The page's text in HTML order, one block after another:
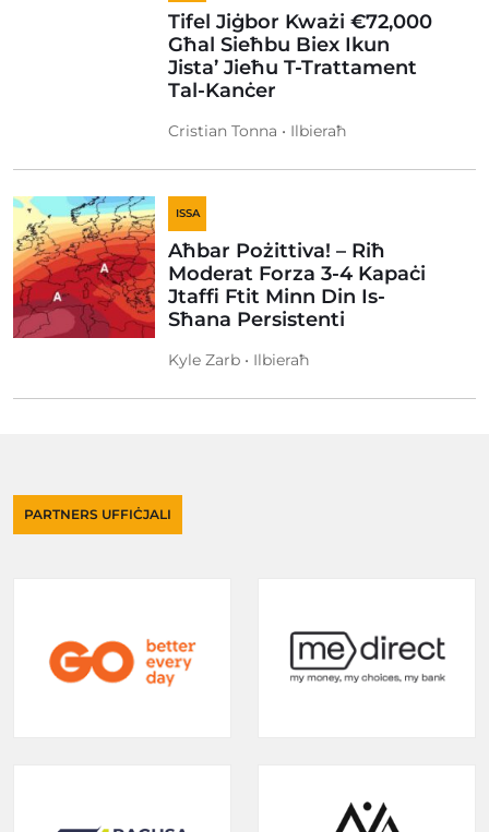
Tifel Jiġbor Kważi €72,000
Għal Sieħbu Biex Ikun
Jista’ Jieħu T-Trattament
Tal-Kanċer
Cristian Tonna • Ilbieraħ
ISSA
Aħbar Pożittiva! – Riħ
Moderat Forza 3-4 Kapaċi
Jtaffi Ftit Minn Din Is-
Sħana Persistenti
Kyle Zarb • Ilbieraħ
PARTNERS UFFIĊJALI